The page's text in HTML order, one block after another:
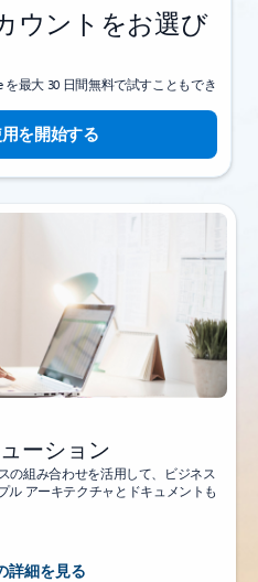
ウントをお選び
最大 30 日間無料で試すこともでき
を開始する
ーション
の組み合わせを活用して、ビジネス
ル アーキテクチャとドキュメントも
詳細を見る